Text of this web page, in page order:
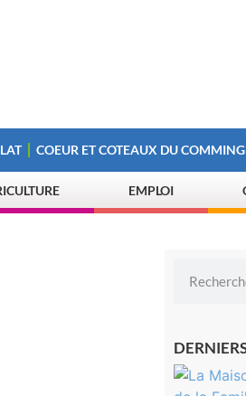
COEUR ET COTEAUX DU
EMPLOI